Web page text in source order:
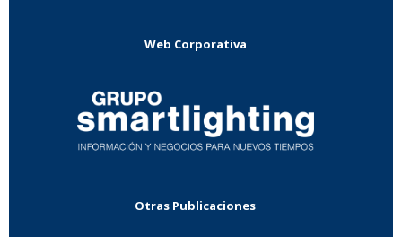
Web Corporativa
Otras Publicaciones